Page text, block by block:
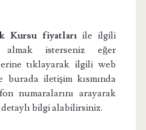
Kursu fiyatlarıile ilgili
isterseniz eğer
tıklayarak ilgili web
iletişim kısmında
numaralarını arayarak
bilgi alabilirsiniz.